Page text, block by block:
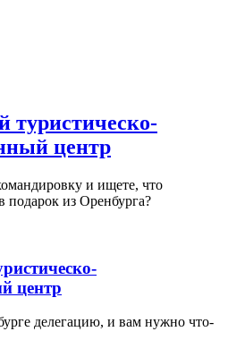
туристическо-
центр
и ищете, что
подарок из Оренбурга?
центр
делегацию, и вам нужно что-